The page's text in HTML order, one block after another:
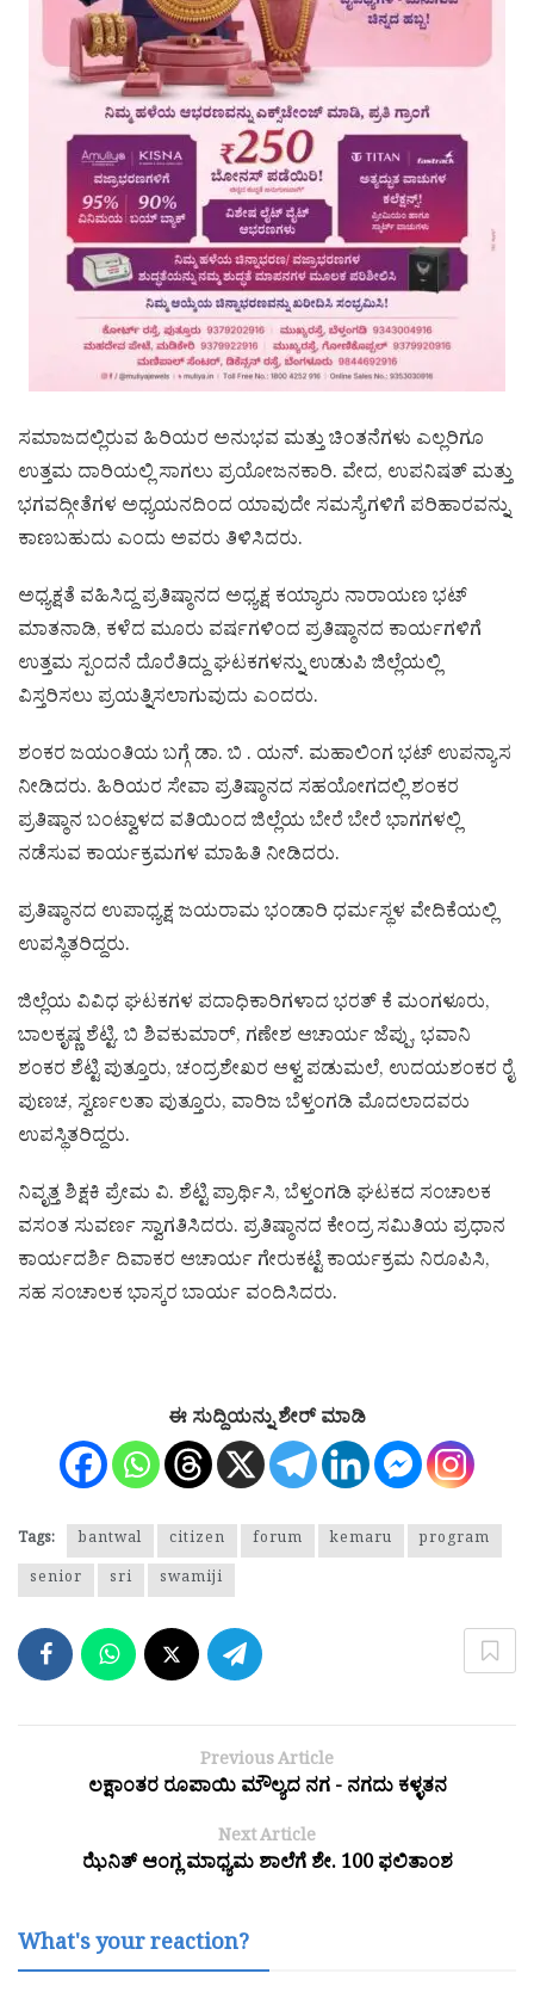
ಸಮಾಜದಲ್ಲಿರುವ ಹಿರಿಯರ ಅನುಭವ ಮತ್ತು ಚಿಂತನೆಗಳು ಎಲ್ಲರಿಗೂ
ಉತ್ತಮ ದಾರಿಯಲ್ಲಿ ಸಾಗಲು ಪ್ರಯೋಜನಕಾರಿ. ವೇದ, ಉಪನಿಷತ್ ಮತ್ತು
ಭಗವದ್ಗೀತೆಗಳ ಅಧ್ಯಯನದಿಂದ ಯಾವುದೇ ಸಮಸ್ಯೆಗಳಿಗೆ ಪರಿಹಾರವನ್ನು
ಕಾಣಬಹುದು ಎಂದು ಅವರು ತಿಳಿಸಿದರು.
ಅಧ್ಯಕ್ಷತೆ ವಹಿಸಿದ್ದ ಪ್ರತಿಷ್ಠಾನದ ಅಧ್ಯಕ್ಷ ಕಯ್ಯಾರು ನಾರಾಯಣ ಭಟ್
ಮಾತನಾಡಿ, ಕಳೆದ ಮೂರು ವರ್ಷಗಳಿಂದ ಪ್ರತಿಷ್ಠಾನದ ಕಾರ್ಯಗಳಿಗೆ
ಉತ್ತಮ ಸ್ಪಂದನೆ ದೊರೆತಿದ್ದು ಘಟಕಗಳನ್ನು ಉಡುಪಿ ಜಿಲ್ಲೆಯಲ್ಲಿ
ವಿಸ್ತರಿಸಲು ಪ್ರಯತ್ನಿಸಲಾಗುವುದು ಎಂದರು.
ಶಂಕರ ಜಯಂತಿಯ ಬಗ್ಗೆ ಡಾ. ಬಿ . ಯನ್. ಮಹಾಲಿಂಗ ಭಟ್ ಉಪನ್ಯಾಸ
ನೀಡಿದರು. ಹಿರಿಯರ ಸೇವಾ ಪ್ರತಿಷ್ಠಾನದ ಸಹಯೋಗದಲ್ಲಿ ಶಂಕರ
ಪ್ರತಿಷ್ಠಾನ ಬಂಟ್ವಾಳದ ವತಿಯಿಂದ ಜಿಲ್ಲೆಯ ಬೇರೆ ಬೇರೆ ಭಾಗಗಳಲ್ಲಿ
ನಡೆಸುವ ಕಾರ್ಯಕ್ರಮಗಳ ಮಾಹಿತಿ ನೀಡಿದರು.
ಪ್ರತಿಷ್ಠಾನದ ಉಪಾಧ್ಯಕ್ಷ ಜಯರಾಮ ಭಂಡಾರಿ ಧರ್ಮಸ್ಥಳ ವೇದಿಕೆಯಲ್ಲಿ
ಉಪಸ್ಥಿತರಿದ್ದರು.
ಜಿಲ್ಲೆಯ ವಿವಿಧ ಘಟಕಗಳ ಪದಾಧಿಕಾರಿಗಳಾದ ಭರತ್ ಕೆ ಮಂಗಳೂರು,
ಬಾಲಕೃಷ್ಣ ಶೆಟ್ಟಿ. ಬಿ ಶಿವಕುಮಾರ್, ಗಣೇಶ ಆಚಾರ್ಯ ಜೆಪ್ಪು, ಭವಾನಿ
ಶಂಕರ ಶೆಟ್ಟಿ ಪುತ್ತೂರು, ಚಂದ್ರಶೇಖರ ಆಳ್ವ ಪಡುಮಲೆ, ಉದಯಶಂಕರ ರೈ
ಪುಣಚ, ಸ್ವರ್ಣಲತಾ ಪುತ್ತೂರು, ವಾರಿಜ ಬೆಳ್ತಂಗಡಿ ಮೊದಲಾದವರು
ಉಪಸ್ಥಿತರಿದ್ದರು.
ನಿವೃತ್ತ ಶಿಕ್ಷಕಿ ಪ್ರೇಮ ವಿ. ಶೆಟ್ಟಿ ಪ್ರಾರ್ಥಿಸಿ, ಬೆಳ್ತಂಗಡಿ ಘಟಕದ ಸಂಚಾಲಕ
ವಸಂತ ಸುವರ್ಣ ಸ್ವಾಗತಿಸಿದರು. ಪ್ರತಿಷ್ಠಾನದ ಕೇಂದ್ರ ಸಮಿತಿಯ ಪ್ರಧಾನ
ಕಾರ್ಯದರ್ಶಿ ದಿವಾಕರ ಆಚಾರ್ಯ ಗೇರುಕಟ್ಟೆ ಕಾರ್ಯಕ್ರಮ ನಿರೂಪಿಸಿ,
ಸಹ ಸಂಚಾಲಕ ಭಾಸ್ಕರ ಬಾರ್ಯ ವಂದಿಸಿದರು.
ಈ ಸುದ್ದಿಯನ್ನು ಶೇರ್ ಮಾಡಿ
Tags: bantwal citizen forum kemaru
program
senior
sri swamiji
Previous Article
ಲಕ್ಷಾಂತರ ರೂಪಾಯಿ ಮೌಲ್ಯದ ನಗ - ನಗದು ಕಳ್ಳತನ
Next Article
ಝೆನಿತ್ ಆಂಗ್ಲ ಮಾಧ್ಯಮ ಶಾಲೆಗೆ ಶೇ. 100 ಫಲಿತಾಂಶ
What's your reaction?